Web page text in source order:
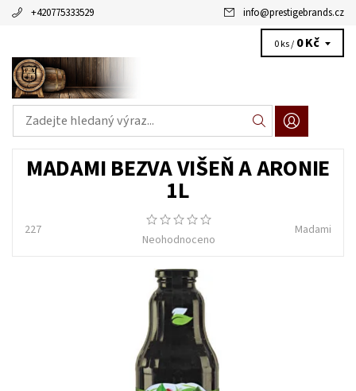
+420775333529 info@prestigebrands.cz
0 ks / 0 Kč
MADAMI BEZVA VIŠEŇ A ARONIE
1L
227
Neohodnoceno
Madami